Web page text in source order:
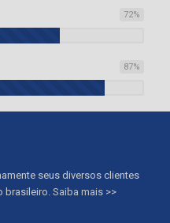
72%
87%
seus diversos clientes
brasileiro. Saiba mais >>